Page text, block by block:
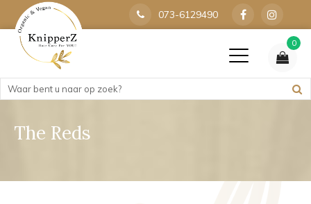
073-6129490
0
The Reds